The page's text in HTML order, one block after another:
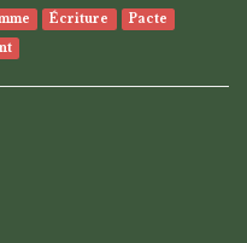
Écriture
Pacte